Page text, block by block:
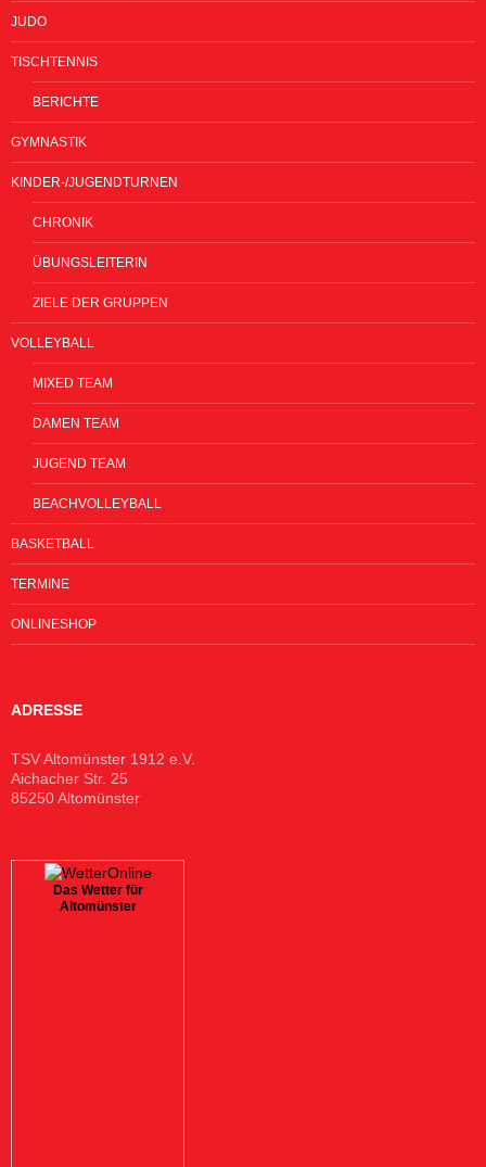
JUDO
TISCHTENNIS
BERICHTE
GYMNASTIK
KINDER-/JUGENDTURNEN
CHRONIK
ÜBUNGSLEITERIN
ZIELE DER GRUPPEN
VOLLEYBALL
MIXED TEAM
DAMEN TEAM
JUGEND TEAM
BEACHVOLLEYBALL
BASKETBALL
TERMINE
ONLINESHOP
ADRESSE
TSV Altomünster 1912 e.V.
Aichacher Str. 25
85250 Altomünster
Das Wetter für
Altomünster